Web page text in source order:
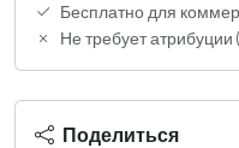
Бесплатно для
Не требует атрибуции
Поделиться